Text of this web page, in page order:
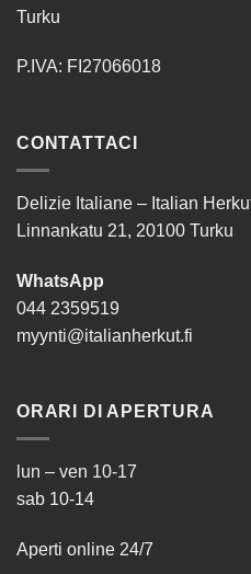
Turku
P.IVA: FI27066018
CONTATTACI
Delizie Italiane – Italian
Linnankatu 21, 20100 Turku
WhatsApp
044 2359519
myynti@italianherkut.fi
ORARI DI APERTURA
lun – ven 10-17
sab 10-14
Aperti online 24/7